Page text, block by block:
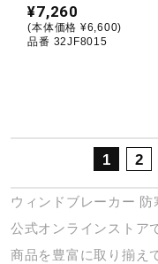
取扱店一覧
¥7,260
(本体価格 ¥6,600)
品番 32JF8015
1 2
ウィンドブレーカー 防
公式オンラインストア
商品を豊富に取り揃え